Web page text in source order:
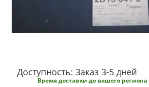
Доступность: Заказ 3-5 дней
Время доставки до вашего